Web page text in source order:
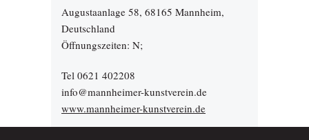
Augustaanlage 58, 68165 Mannheim,
Deutschland
Öffnungszeiten: N;
Tel 0621 402208
info@mannheimer-kunstverein.de
www.mannheimer-kunstverein.de